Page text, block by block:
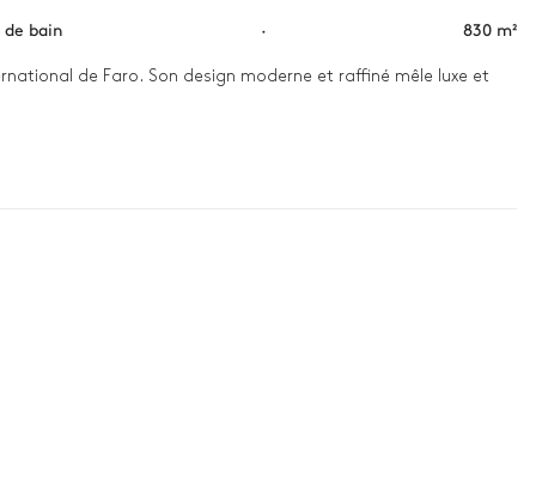
de bain · 830 m²
de Faro. Son design moderne et raffiné mêle luxe et
près de la piscine à débordement qui se confond avec